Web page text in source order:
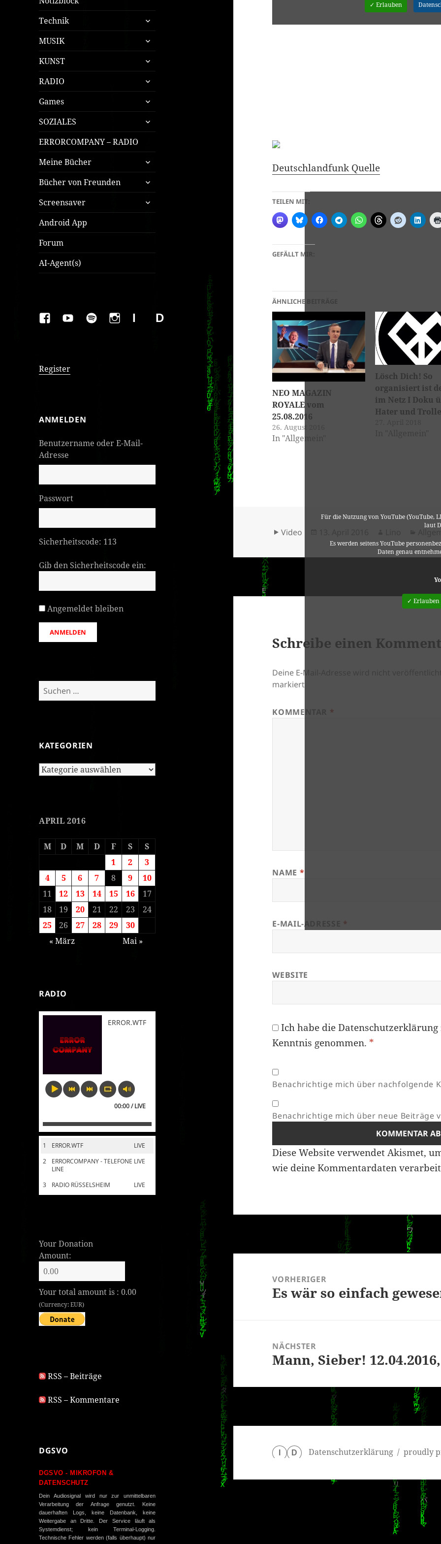
Technik
untermenü
öffnen
MUSIK
untermenü
öffnen
KUNST
untermenü
öffnen
RADIO
untermenü
öffnen
Games
untermenü
öffnen
SOZIALES
untermenü
öffnen
ERRORCOMPANY – RADIO
Meine Bücher
untermenü
öffnen
Bücher von Freunden
untermenü
öffnen
Screensaver
untermenü
öffnen
Android App
Forum
AI-Agent(s)
FAKEBOOK
YOUTUBESPOTIFYINSTAGRAM
IMPRESSUMDatenschutzerklärung
Register
ANMELDEN
Benutzername oder E-Mail-
Adresse
Passwort
Sicherheitscode: 113
Gib den Sicherheitscode ein:
Angemeldet bleiben
ANMELDEN
Suchen
nach:
KATEGORIEN
Kategorien
APRIL 2016
M D M D F S
S
1
2
3
4
5 6 7 8 9
10
11
12 13 14 15 16
17
18
19 20 21 22 23
24
25
26 27 28 29
30
« März
Mai »
RADIO
ERROR.WTF
00:00 / LIVE
1 LIVE
ERROR.WTF
2
LIVE
ERRORCOMPANY - TELEFONE
LINE
3
LIVE
RADIO RÜSSELSHEIM
Your Donation
Amount:
Your total amount is :0.00
(Currency: EUR)
RSS – Beiträge
RSS – Kommentare
DGSVO
DGSVO - MIKROFON &
DATENSCHUTZ
Dein Audiosignal wird nur zur unmittelbaren
Verarbeitung der Anfrage genutzt. Keine
dauerhaften Logs, keine Datenbank, keine
Weitergabe an Dritte. Der Service läuft als
Systemdienst; kein Terminal-Logging.
Technische Fehler werden (falls überhaupt) nur
✓ Erlauben
Deutschlandfunk Quelle
Für die Nutzung von YouTube (YouTube,
laut
Es werden seitens YouTube
Daten genau
✓ Erlauben
TEILEN MIT:
GEFÄLLT MIR:
ÄHNLICHE BEITRÄGE
NEO MAGAZIN
ROYALE vom
25.08.2016
26. August 2016
In "Allgemein"
Lösch Dich! So
organisiert ist
im Netz I Doku
Hater und Trolle
Format
Video
am
Schreibe einen
Deine E-Mail-Adresse wird nicht veröffentlicht.
markiert
KOMMENTAR *
NAME *
E-MAIL-ADRESSE *
WEBSITE
Ich habe dieDatenschutzerklärung
Kenntnis genommen. *
Benachrichtige mich über nachfolgende
Benachrichtige mich über neue Beiträge
Diese Website verwendet Akismet,
wie deine Kommentardaten
VORHERIGER
Vorheriger
Es wär so einfach
NÄCHSTER
Nächster
Mann, Sieber!
D Datenschutzerklärung proudly